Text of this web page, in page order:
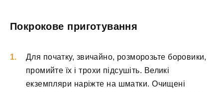
Покрокове приготування
Для початку, звичайно, розморозьте боровики,
промийте їх і трохи підсушіть. Великі
екземпляри наріжте на шматки. Очищені